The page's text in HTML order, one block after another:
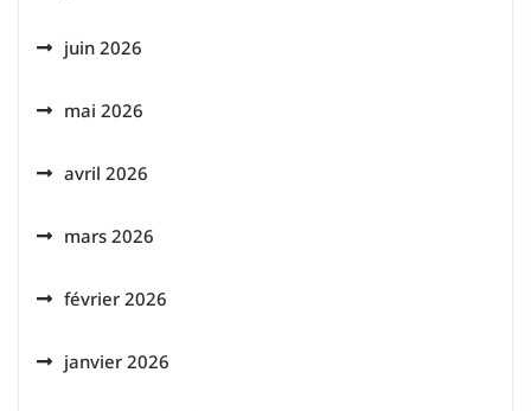
juin 2026
mai 2026
avril 2026
mars 2026
février 2026
janvier 2026